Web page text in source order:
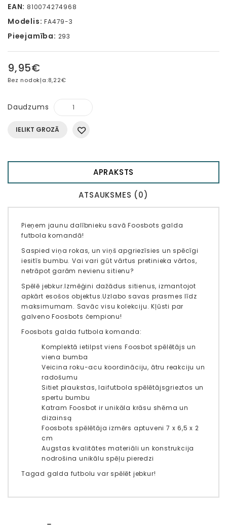
EAN: 810074274968
Modelis: FA479-3
Pieejamība: 293
9,95€
Bez nodokļa:8,22€
Daudzums
IELIKT GROZĀ
APRAKSTS
ATSAUKSMES (0)
Pieņem jaunu dalībnieku savā Foosbots galda
futbola komandā!
Saspied viņa rokas, un viņš apgriezīsies un spēcīgi
iesitīs bumbu. Vai vari gūt vārtus pretinieka vārtos,
netrāpot garām nevienu sitienu?
Spēlē jebkur.Izmēģini dažādus sitienus, izmantojot
apkārt esošos objektus.Uzlabo savas prasmes līdz
maksimumam. Savāc visu kolekciju. Kļūsti par
galveno Foosbots čempionu!
Foosbots galda futbola komanda:
Komplektā ietilpst viens Foosbot spēlētājs un
viena bumba
Veicina roku-acu koordināciju, ātru reakciju un
radošumu
Sitiet plaukstas, laifutbola spēlētājsgrieztos un
spertu bumbu
Katram Foosbot ir unikāla krāsu shēma un
dizainsą
Foosbots spēlētāja izmērs aptuveni 7 x 6,5 x 2
cm
Augstas kvalitātes materiāli un konstrukcija
nodrošina unikālu spēļu pieredzi
Tagad galda futbolu var spēlēt jebkur!